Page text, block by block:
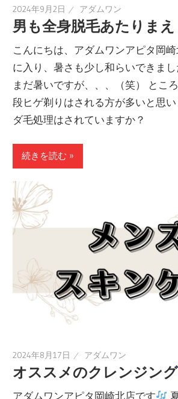
2024年9月2日 アダムワン
男も全身脱毛あたりまえ
こんにちは、アダムワンアピタ岡
に入り、暑さも少し和らいできま
まだ暑いですが、、、（笑） とこ
段ヒゲ剃りはされる方が多いと思
ダ毛処理はされていますか？
続きを読む »
2024年8月17日 アダムワン
オススメのクレンジング
アダムワンアピタ岡崎北店です